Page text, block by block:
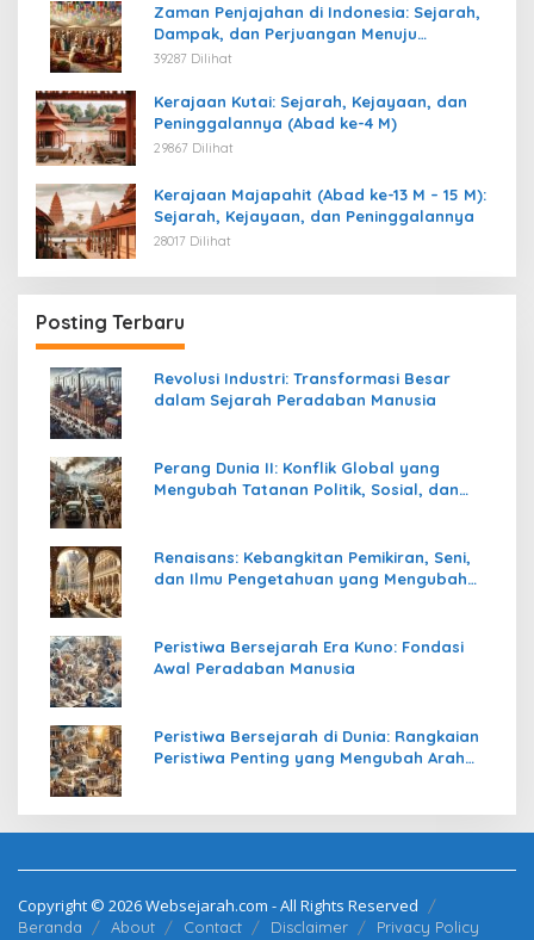
Zaman Penjajahan di Indonesia: Sejarah,
Dampak, dan Perjuangan Menuju
Kemerdekaan
39287 Dilihat
Kerajaan Kutai: Sejarah, Kejayaan, dan
Peninggalannya (Abad ke-4 M)
29867 Dilihat
Kerajaan Majapahit (Abad ke-13 M – 15 M):
Sejarah, Kejayaan, dan Peninggalannya
28017 Dilihat
Posting Terbaru
Revolusi Industri: Transformasi Besar
dalam Sejarah Peradaban Manusia
Perang Dunia II: Konflik Global yang
Mengubah Tatanan Politik, Sosial, dan
Renaisans: Kebangkitan Pemikiran, Seni,
dan Ilmu Pengetahuan yang Mengubah
Peristiwa Bersejarah Era Kuno: Fondasi
Awal Peradaban Manusia
Peristiwa Bersejarah di Dunia: Rangkaian
Peristiwa Penting yang Mengubah Arah
Copyright © 2026 Websejarah.com - All Rights Reserved
Beranda About Contact Disclaimer Privacy Policy